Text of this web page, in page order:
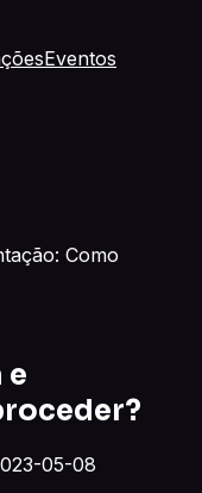
Eventos
Como
e
05-08